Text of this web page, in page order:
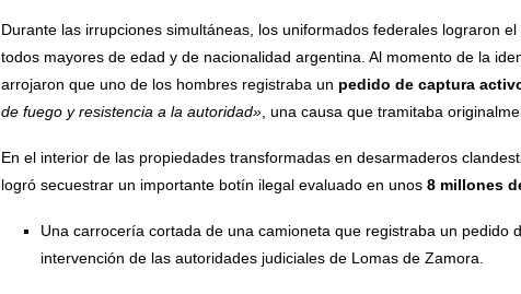
Durante las irrupciones simultáneas, los uniformados federales lograron el
todos mayores de edad y de nacionalidad argentina. Al momento de la
arrojaron que uno de los hombres registraba un pedido de captura
de fuego y resistencia a la autoridad», una causa que tramitaba
En el interior de las propiedades transformadas en desarmaderos
logró secuestrar un importante botín ilegal evaluado en unos 8 millones
Una carrocería cortada de una camioneta que registraba un
intervención de las autoridades judiciales de Lomas de Zamora.